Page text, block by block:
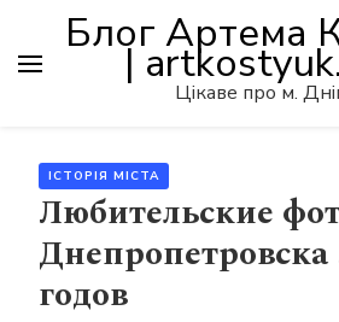
Блог Артема
|
Цікаве про м.
ІСТОРІЯ МІСТА
Любительские
Днепропетровска
годов